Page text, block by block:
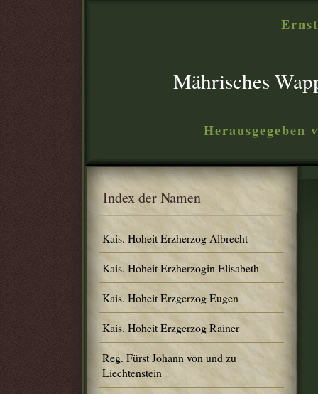
Mährisches
Index der Namen
Kais. Hoheit Erzherzog Albrecht
Kais. Hoheit Erzherzogin Elisabeth
Kais. Hoheit Erzgerzog Eugen
Kais. Hoheit Erzgerzog Rainer
Reg. Fürst Johann von und zu
Liechtenstein